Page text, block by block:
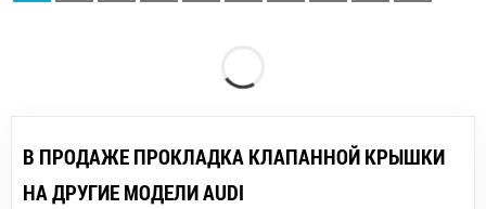
В ПРОДАЖЕ ПРОКЛАДКА КЛАПАННОЙ КРЫШКИ
НА ДРУГИЕ МОДЕЛИ AUDI